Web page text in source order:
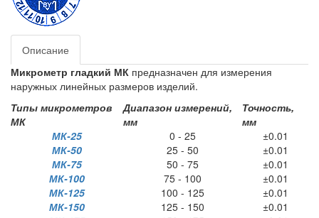
Описание
Микрометр гладкий МК предназначен для измерения
наружных линейных размеров изделий.
Типы микрометров
МК
Диапазон измерений,
мм
Точность,
мм
МК-25
0 - 25
±0.01
МК-50
25 - 50
±0.01
МК-75
50 - 75
±0.01
МК-100
75 - 100
±0.01
МК-125
100 - 125
±0.01
МК-150
125 - 150
±0.01